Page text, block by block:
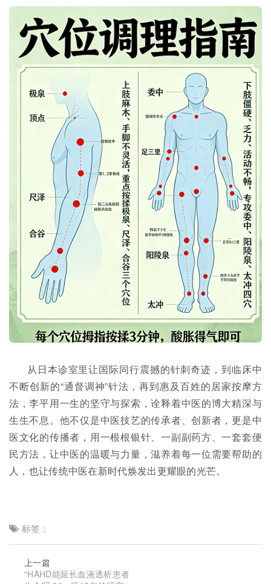
从日本诊室里让国际同行震撼的针刺奇迹，到临床中
不断创新的“通督调神”针法，再到惠及百姓的居家按摩方
法，李平用一生的坚守与探索，诠释着中医的博大精深与
生生不息。他不仅是中医技艺的传承者、创新者，更是中
医文化的传播者，用一根根银针、一副副药方、一套套便
民方法，让中医的温暖与力量，滋养着每一位需要帮助的
人，也让传统中医在新时代焕发出更耀眼的光芒。
标签：
上一篇
“HAHD能延长血液透析患者